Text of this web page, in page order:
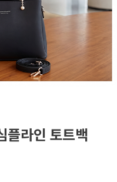
플라인 토트백